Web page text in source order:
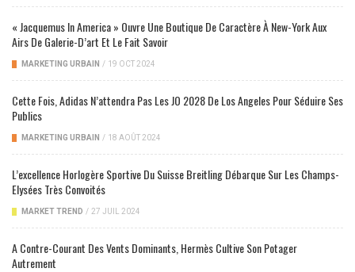
« Jacquemus In America » Ouvre Une Boutique De Caractère À New-York Aux
Airs De Galerie-D’art Et Le Fait Savoir
MARKETING URBAIN / 19 OCT 2024
Cette Fois, Adidas N’attendra Pas Les JO 2028 De Los Angeles Pour Séduire Ses
Publics
MARKETING URBAIN / 18 AOÛT 2024
L’excellence Horlogère Sportive Du Suisse Breitling Débarque Sur Les Champs-
Elysées Très Convoités
MARKET TREND / 27 JUIL 2024
A Contre-Courant Des Vents Dominants, Hermès Cultive Son Potager
Autrement